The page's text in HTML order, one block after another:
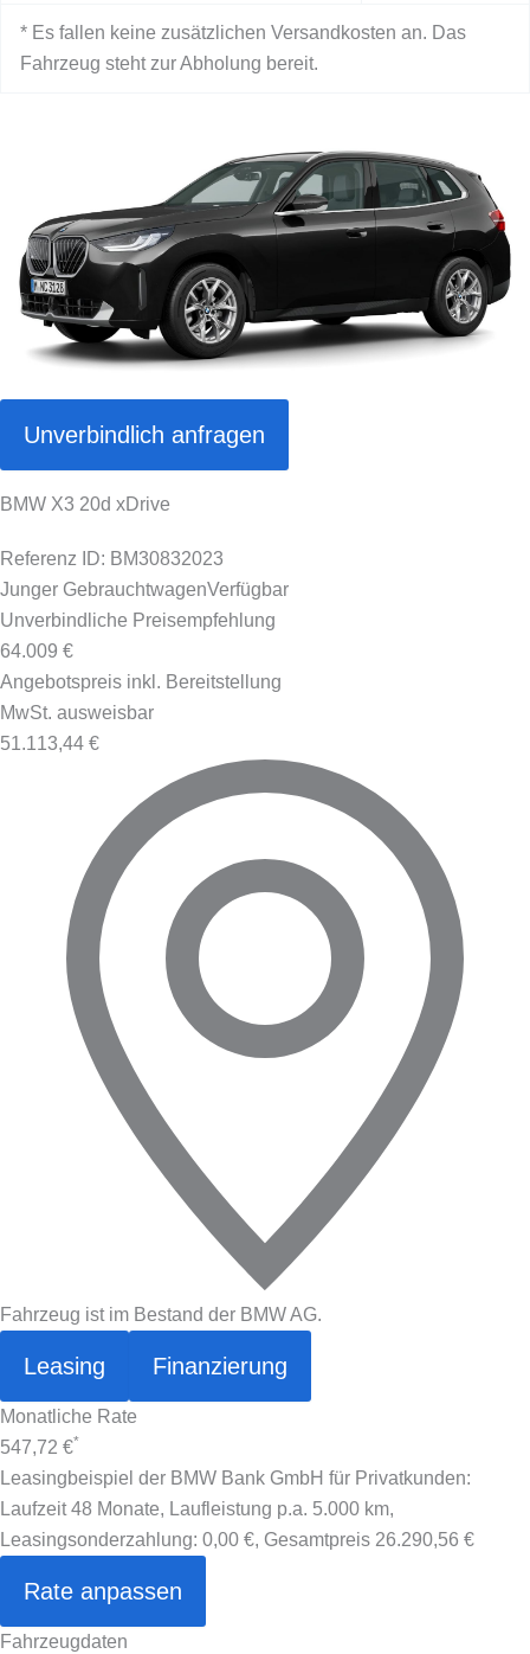
* Es fallen keine zusätzlichen Versandkosten an. Das
Fahrzeug steht zur Abholung bereit.
Unverbindlich anfragen
BMW X3 20d xDrive
Referenz ID: BM30832023
Junger GebrauchtwagenVerfügbar
Unverbindliche Preisempfehlung
64.009 €
Angebotspreis inkl. Bereitstellung
MwSt. ausweisbar
51.113,44 €
Fahrzeug ist im Bestand der BMW AG.
Leasing Finanzierung
Monatliche Rate
547,72 €*
Leasingbeispiel der BMW Bank GmbH für Privatkunden:
Laufzeit 48 Monate, Laufleistung p.a. 5.000 km,
Leasingsonderzahlung: 0,00 €, Gesamtpreis 26.290,56 €
Rate anpassen
Fahrzeugdaten